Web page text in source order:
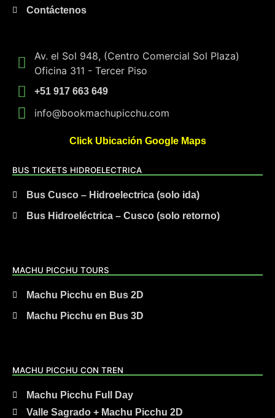
Contáctenos
Av. el Sol 948, (Centro Comercial Sol Plaza)
Oficina 311 - Tercer Piso
+51 917 663 649
info@bookmachupicchu.com
Click Ubicación Google Maps
BUS TICKETS HIDROELECTRICA
Bus Cusco – Hidroelectrica (solo ida)
Bus Hidroeléctrica – Cusco (solo retorno)
MACHU PICCHU TOURS
Machu Picchu en Bus 2D
Machu Picchu en Bus 3D
MACHU PICCHU CON TREN
Machu Picchu Full Day
Valle Sagrado + Machu Picchu 2D